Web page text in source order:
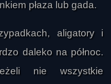
płaza lub gada.
aligatory i
daleko na północ.
nie wszystkie